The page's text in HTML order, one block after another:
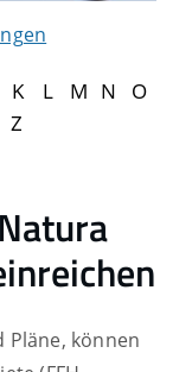
K L M N
O
Z
können